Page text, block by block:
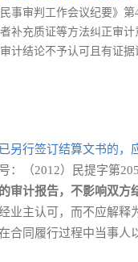
事审判工作会议纪要》
补充质证等方法纠正审
计结论不予认可且有证
另行签订结算文书的，
：（2012）民提字第
审计报告，不影响双方
业主认可，而不应解
合同履行过程中当事人